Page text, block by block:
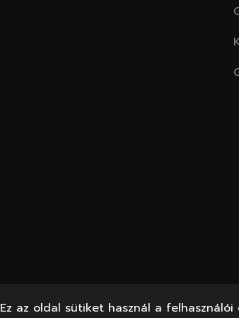
Ez az oldal sütiket használ a